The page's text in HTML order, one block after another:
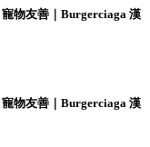
寵物友善｜Burgerciaga 漢
寵物友善｜Burgerciaga 漢